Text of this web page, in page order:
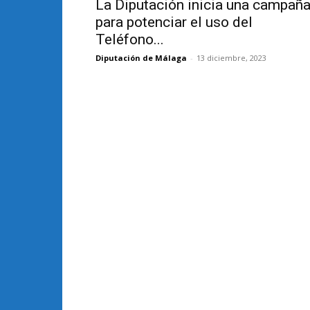
La Diputación inicia una campaña
para potenciar el uso del
Teléfono...
Diputación de Málaga - 13 diciembre, 2023